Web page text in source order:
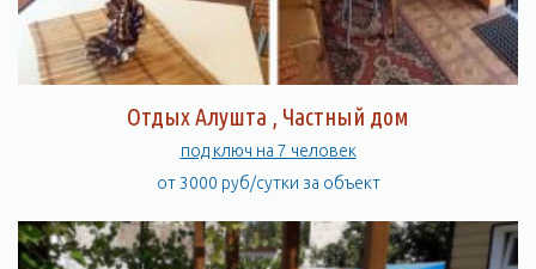
Отдых Алушта , Частный дом
под ключ на 7 человек
от 3000 руб/сутки за объект